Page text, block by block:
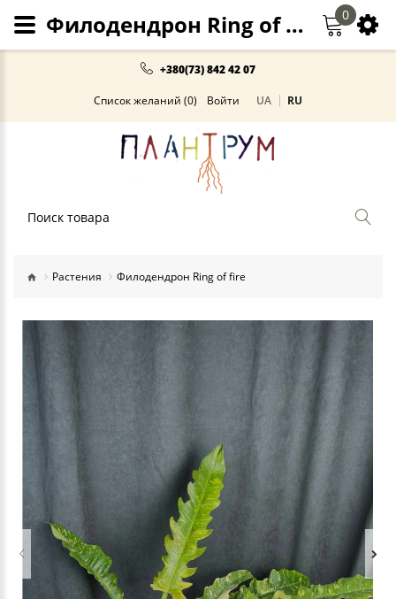
+380(73) 842 42 07
Список желаний (0) Войти UA RU
0
Растения Филодендрон Ring of fire
Филодендрон Ring of fire купить Киев